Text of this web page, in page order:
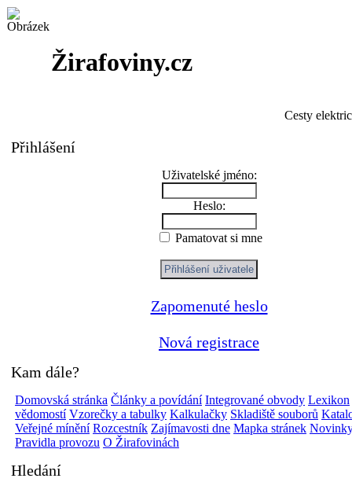
Žirafoviny.cz
Cesty
Přihlášení
Uživatelské jméno:
Heslo:
Pamatovat si mne
Zapomenuté heslo
Nová registrace
Kam dále?
Domovská stránka Články a povídání Integrované obvody Lexikon
vědomostí Vzorečky a tabulky Kalkulačky Skladiště souborů
Veřejné mínění Rozcestník Zajímavosti dne Mapka stránek
Pravidla provozu O Žirafovinách
Hledání